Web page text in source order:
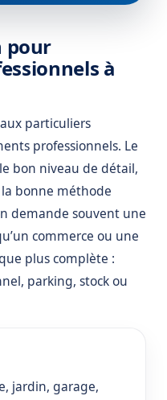
pour
à
particuliers
professionnels. Le
bon niveau de détail,
bonne méthode
demande souvent une
commerce ou une
plus complète :
parking, stock ou
jardin, garage,